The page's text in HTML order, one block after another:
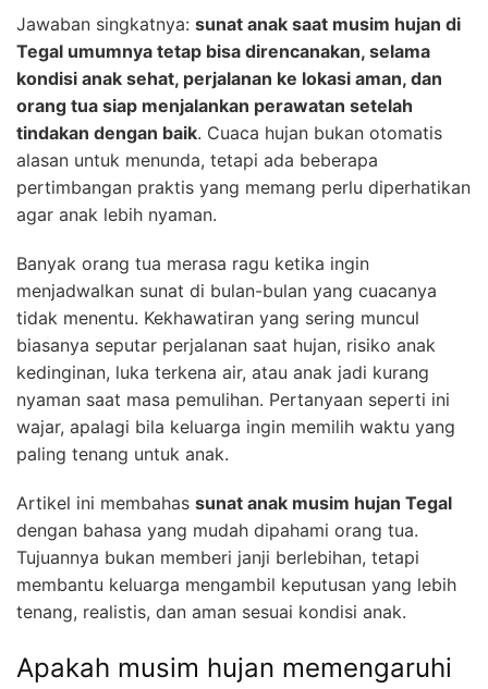
Jawaban singkatnya: sunat anak saat musim hujan di
Tegal umumnya tetap bisa direncanakan, selama
kondisi anak sehat, perjalanan ke lokasi aman, dan
orang tua siap menjalankan perawatan setelah
tindakan dengan baik. Cuaca hujan bukan otomatis
alasan untuk menunda, tetapi ada beberapa
pertimbangan praktis yang memang perlu diperhatikan
agar anak lebih nyaman.
Banyak orang tua merasa ragu ketika ingin
menjadwalkan sunat di bulan-bulan yang cuacanya
tidak menentu. Kekhawatiran yang sering muncul
biasanya seputar perjalanan saat hujan, risiko anak
kedinginan, luka terkena air, atau anak jadi kurang
nyaman saat masa pemulihan. Pertanyaan seperti ini
wajar, apalagi bila keluarga ingin memilih waktu yang
paling tenang untuk anak.
Artikel ini membahas sunat anak musim hujan Tegal
dengan bahasa yang mudah dipahami orang tua.
Tujuannya bukan memberi janji berlebihan, tetapi
membantu keluarga mengambil keputusan yang lebih
tenang, realistis, dan aman sesuai kondisi anak.
Apakah musim hujan memengaruhi